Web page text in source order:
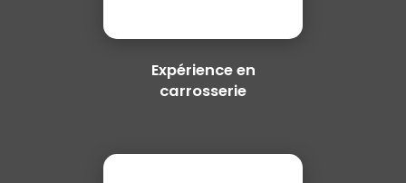
Expérience en
carrosserie